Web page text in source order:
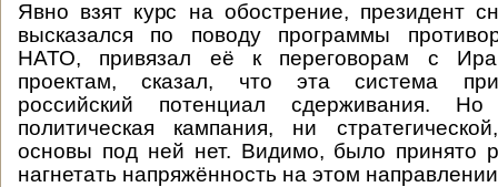
Явно взят курс на обострение, президент
высказался по поводу программы
НАТО, привязал её к переговорам с
проектам, сказал, что эта система
российский потенциал сдерживания.
политическая кампания, ни
основы под ней нет. Видимо, было принято
нагнетать напряжённость на этом